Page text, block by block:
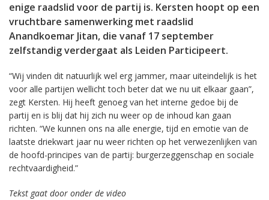
enige raadslid voor de partij is. Kersten hoopt op een
vruchtbare samenwerking met raadslid
Anandkoemar Jitan, die vanaf 17 september
zelfstandig verdergaat als Leiden Participeert.
“Wij vinden dit natuurlijk wel erg jammer, maar uiteindelijk is het
voor alle partijen wellicht toch beter dat we nu uit elkaar gaan”,
zegt Kersten. Hij heeft genoeg van het interne gedoe bij de
partij en is blij dat hij zich nu weer op de inhoud kan gaan
richten. “We kunnen ons na alle energie, tijd en emotie van de
laatste driekwart jaar nu weer richten op het verwezenlijken van
de hoofd-principes van de partij: burgerzeggenschap en sociale
rechtvaardigheid.”
Tekst gaat door onder de video